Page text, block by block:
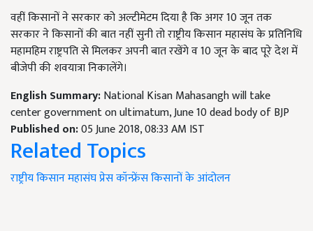
वहीं किसानों ने सरकार को अल्टीमेटम दिया है कि अगर 10 जून तक
सरकार ने किसानों की बात नहीं सुनी तो राष्ट्रीय किसान महासंघ के प्रतिनिधि
महामहिम राष्ट्रपति से मिलकर अपनी बात रखेंगे व 10 जून के बाद पूरे देश में
बीजेपी की शवयात्रा निकालेंगे।
English Summary:National Kisan Mahasangh will take
center government on ultimatum, June 10 dead body of BJP
Published on:05 June 2018, 08:33 AM IST
Related Topics
राष्ट्रीय किसान महासंघप्रेस कॉन्फ्रेंसकिसानों के आंदोलन